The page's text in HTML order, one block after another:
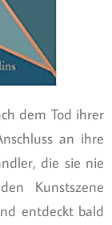
dem Tod ihrer
an ihre
die sie nie
Kunstszene
entdeckt bald